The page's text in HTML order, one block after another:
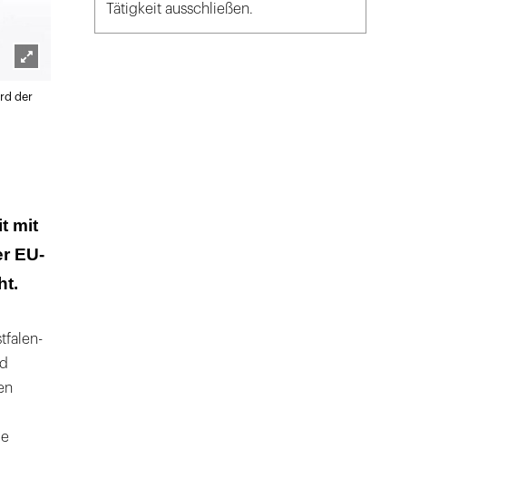
öffnen
der
mit
EU-
Tätigkeit ausschließen.